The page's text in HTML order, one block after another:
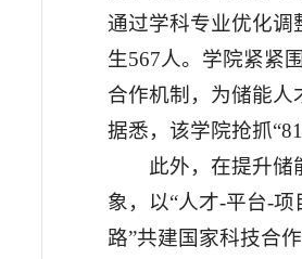
通过学科专业优化调
生567人。学院紧紧
合作机制，为储能人
据悉，该学院抢抓
此外，在提升
象，以“人才-平台-
路”共建国家科技合